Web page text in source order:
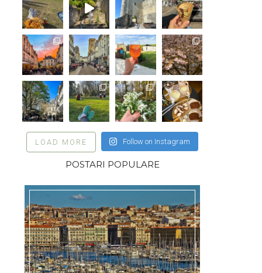
LOAD MORE Follow on Instagram
POSTARI POPULARE